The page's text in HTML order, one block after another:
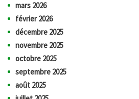
mars 2026
février 2026
décembre 2025
novembre 2025
octobre 2025
septembre 2025
août 2025